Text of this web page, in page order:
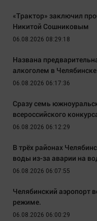
«Трактор» заключил
Никитой Сошниковым
06.08.2026 08:29:18
Названа
алкоголем в
06.08.2026 06:17:36
Сразу семь
всероссийского
06.08.2026 06:12:29
В трёх районах
воды из-за аварии на
06.08.2026 06:07:55
Челябинский аэропорт
режиме.
06.08.2026 06:00:29